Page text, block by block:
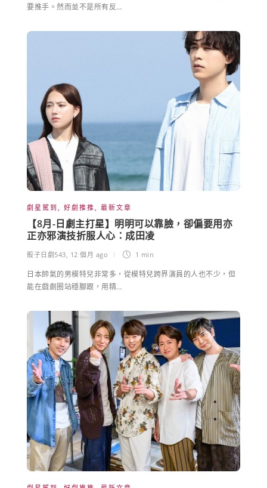
要推手。然而並不是所有反…
劇星駕到 , 好劇推推, 最新文章
【8月-日劇主打星】明明可以靠臉，卻偏要用亦
正亦邪演技折服人心：成田凌
骰子日劇543, 12 個月 ago 1 min
日本帥氣的男模特兒非常多，從模特兒跨界演員的人也不少，但
能在戲劇圈站穩腳跟，用精…